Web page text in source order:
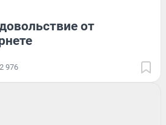
от
2 976